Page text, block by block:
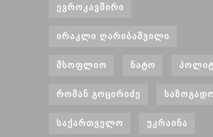
ᲔᲕᲠᲝᲙᲐᲕᲨᲘᲠᲘ
ᲘᲠᲐᲙᲚᲘ ᲦᲐᲠᲘᲑᲐᲨᲕᲘᲚᲘ
ᲛᲡᲝᲤᲚᲘᲝ ᲜᲐᲢᲝ
ᲠᲝᲛᲐᲜ ᲒᲝᲪᲘᲠᲘᲫᲔ
ᲡᲐᲥᲐᲠᲗᲕᲔᲚᲝ ᲣᲙᲠᲐᲘᲜᲐ